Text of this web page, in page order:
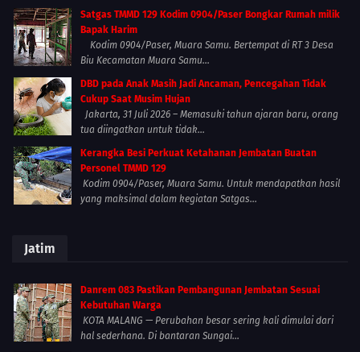
Satgas TMMD 129 Kodim 0904/Paser Bongkar Rumah milik
Bapak Harim
Kodim 0904/Paser, Muara Samu. Bertempat di RT 3 Desa
Biu Kecamatan Muara Samu...
DBD pada Anak Masih Jadi Ancaman, Pencegahan Tidak
Cukup Saat Musim Hujan
Jakarta, 31 Juli 2026 – Memasuki tahun ajaran baru, orang
tua diingatkan untuk tidak...
Kerangka Besi Perkuat Ketahanan Jembatan Buatan
Personel TMMD 129
Kodim 0904/Paser, Muara Samu. Untuk mendapatkan hasil
yang maksimal dalam kegiatan Satgas...
Jatim
Danrem 083 Pastikan Pembangunan Jembatan Sesuai
Kebutuhan Warga
KOTA MALANG — Perubahan besar sering kali dimulai dari
hal sederhana. Di bantaran Sungai...